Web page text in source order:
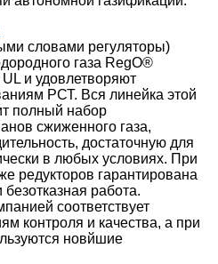
словами регуляторы)
газа RegO®
и удовлетворяют
РСТ. Вся линейка этой
полный набор
сжиженного газа,
достаточную для
в любых условиях. При
редукторов гарантирована
работа.
соответствует
контроля и качества, а при
новйшие